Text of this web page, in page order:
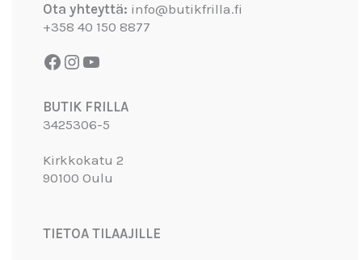
Ota yhteyttä: info@butikfrilla.fi
+358 40 150 8877
BUTIK FRILLA
3425306-5
Kirkkokatu 2
90100 Oulu
TIETOA TILAAJILLE